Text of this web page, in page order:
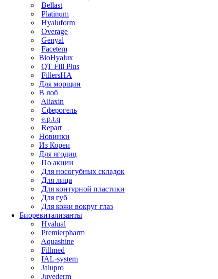
Bellast
Platinum
Hyaluform
Overage
Genyal
Facetem
BioHyalux
QT Fill Plus
FillersHA
Для морщин
В лоб
Aliaxin
Сферогель
e.p.t.q
Repart
Новинки
Из Кореи
Для ягодиц
По акции
Для носогубных складок
Для лица
Для контурной пластики
Для губ
Для кожи вокруг глаз
Биоревитализанты
Hyalual
Premierpharm
Aquashine
Fillmed
IAL-system
Jalupro
Juvederm